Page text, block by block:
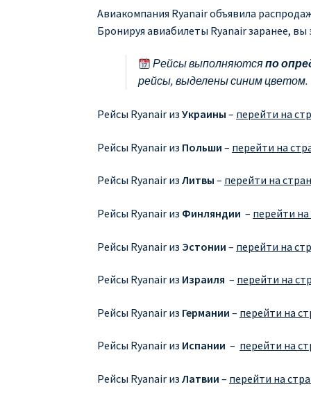
Авиакомпания Ryanair объявила
Бронируя авиабилеты Ryanair заранее,
Рейсы выполняютсяпо
рейсы, выделены синим цветом.
Рейсы Ryanair изУкраины– перейти на
Рейсы Ryanair из Польши– перейти на
Рейсы Ryanair изЛитвы– перейти на
Рейсы Ryanair из Финляндии– перейти
Рейсы Ryanair из Эстонии– перейти на
Рейсы Ryanair из Израиля– перейти на
Рейсы Ryanair из Германии– перейти на
Рейсы Ryanair из Испании– перейти на
Рейсы Ryanair изЛатвии– перейти на